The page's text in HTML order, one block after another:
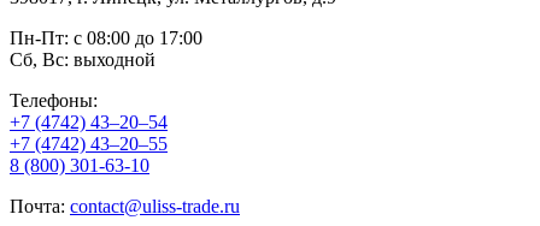
Пн-Пт: с 08:00 до 17:00
Сб, Вс: выходной
Телефоны:
+7 (4742) 43–20–54
+7 (4742) 43–20–55
8 (800) 301-63-10
Почта: contact@uliss-trade.ru